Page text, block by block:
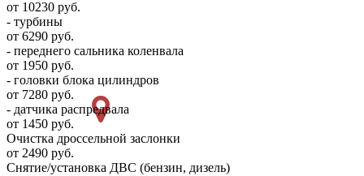
от 10230 руб.
- турбины
от 6290 руб.
- переднего сальника коленвала
от 1950 руб.
- головки блока цилиндров
от 7280 руб.
- датчика распредвала
от 1450 руб.
Очистка дроссельной заслонки
от 2490 руб.
Снятие/установка ДВС (бензин, дизель)